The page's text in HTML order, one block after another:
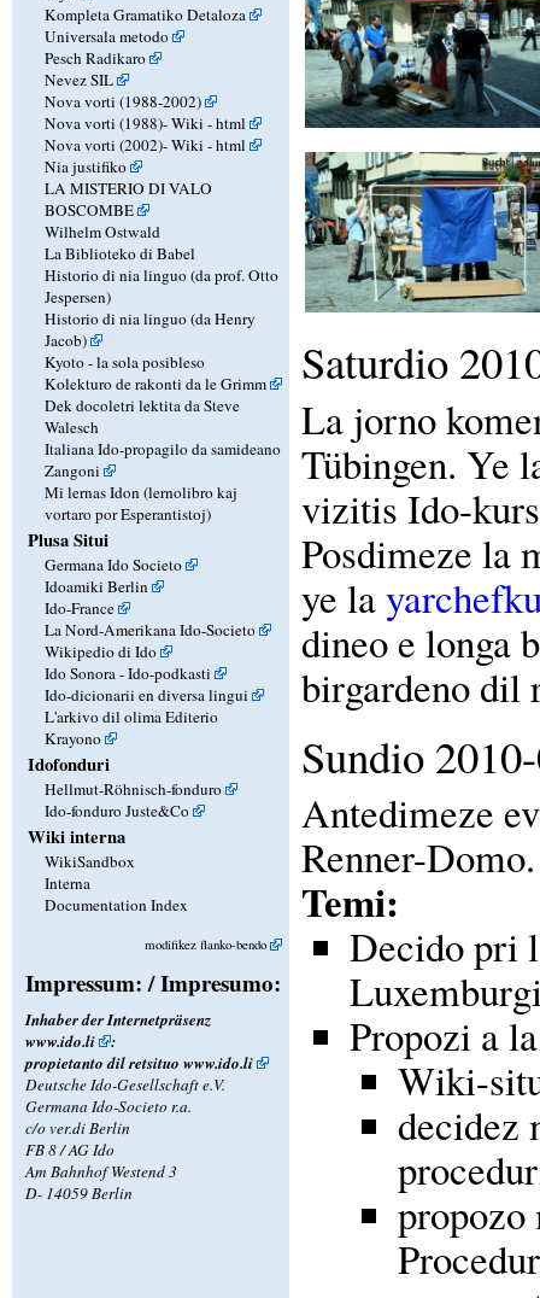
Kompleta Gramatiko Detaloza
Universala metodo
Pesch Radikaro
Nevez SIL
Nova vorti (1988-2002)
Nova vorti (1988)-Wiki -html
Nova vorti (2002)-Wiki -html
Nia justifiko
LA MISTERIO DI VALO
BOSCOMBE
Wilhelm Ostwald
La Biblioteko di Babel
Historio di nia linguo (da prof. Otto
Jespersen)
Historio di nia linguo (da Henry
Jacob)
Kyoto - la sola posibleso
Kolekturo de rakonti da le Grimm
Dek docoletri lektita da Steve
Walesch
Italiana Ido-propagilo da samideano
Zangoni
Mi lernas Idon (lernolibro kaj
vortaro por Esperantistoj)
Plusa Situi
Germana Ido Societo
Idoamiki Berlin
Ido-France
La Nord-Amerikana Ido-Societo
Wikipedio di Ido
Ido Sonora - Ido-podkasti
Ido-dicionarii en diversa lingui
L'arkivo dil olima Editerio
Krayono
Idofonduri
Hellmut-Röhnisch-fonduro
Ido-fonduro Juste&Co
Wiki interna
WikiSandbox
Interna
Documentation Index
modifikez flanko-bendo
Impressum: / Impresumo:
Inhaber der Internetpräsenz
www.ido.li
:
propietanto dil retsituo www.ido.li
Deutsche Ido-Gesellschaft e.V.
Germana Ido-Societo r.a.
c/o ver.di Berlin
FB 8 / AG Ido
Am Bahnhof Westend 3
D- 14059 Berlin
Saturdio
La jorno
Tübingen. Ye
vizitis Ido-
Posdimeze la
ye la
dineo e longa
birgardeno dil
Sundio
Antedimeze
Renner-Domo.
Temi:
Decido pri
Propozi a
Wiki-
decidez